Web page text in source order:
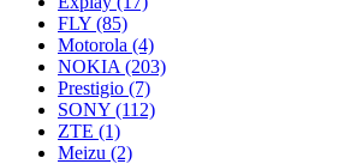
FLY (85)
Motorola (4)
NOKIA (203)
Prestigio (7)
SONY (112)
ZTE (1)
Meizu (2)